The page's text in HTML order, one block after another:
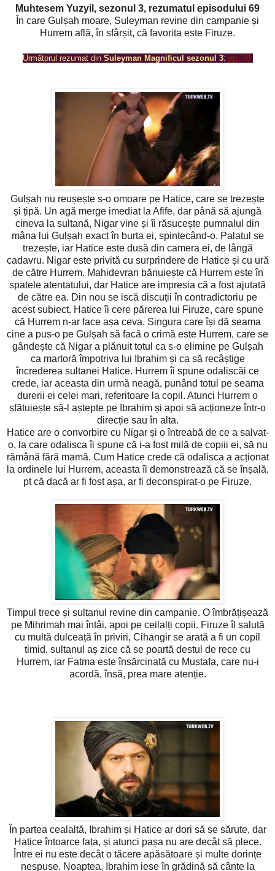
Muhtesem Yuzyil, sezonul 3, rezumatul episodului 69
În care Gulșah moare, Suleyman revine din campanie și
Hurrem află, în sfârșit, că favorita este Firuze.
Următorul rezumat din Suleyman Magnificul sezonul 3: ep. 70
Gulșah nu reușește s-o omoare pe Hatice, care se trezește
și țipă. Un agă merge imediat la Afife, dar până să ajungă
cineva la sultană, Nigar vine și îi răsucește pumnalul din
mâna lui Gulșah exact în burta ei, spintecând-o. Palatul se
trezește, iar Hatice este dusă din camera ei, de lângă
cadavru. Nigar este privită cu surprindere de Hatice și cu ură
de către Hurrem. Mahidevran bănuiește că Hurrem este în
spatele atentatului, dar Hatice are impresia că a fost ajutată
de către ea. Din nou se iscă discuții în contradictoriu pe
acest subiect. Hatice îi cere părerea lui Firuze, care spune
că Hurrem n-ar face așa ceva. Singura care își dă seama
cine a pus-o pe Gulșah să facă o crimă este Hurrem, care se
gândește că Nigar a plănuit totul ca s-o elimine pe Gulșah
ca martoră împotriva lui Ibrahim și ca să recâștige
încrederea sultanei Hatice. Hurrem îi spune odaliscăi ce
crede, iar aceasta din urmă neagă, punând totul pe seama
durerii ei celei mari, referitoare la copil. Atunci Hurrem o
sfătuiește să-l aștepte pe Ibrahim și apoi să acționeze într-o
direcție sau în alta.
Hatice are o convorbire cu Nigar și o întreabă de ce a salvat-
o, la care odalisca îi spune că i-a fost milă de copiii ei, să nu
rămână fără mamă. Cum Hatice crede că odalisca a acționat
la ordinele lui Hurrem, aceasta îi demonstrează că se înșală,
pt că dacă ar fi fost așa, ar fi deconspirat-o pe Firuze.
Timpul trece și sultanul revine din campanie. O îmbrățișează
pe Mihrimah mai întâi, apoi pe ceilalți copii. Firuze îl salută
cu multă dulceață în priviri, Cihangir se arată a fi un copil
timid, sultanul aș zice că se poartă destul de rece cu
Hurrem, iar Fatma este însărcinată cu Mustafa, care nu-i
acordă, însă, prea mare atenție.
În partea cealaltă, Ibrahim și Hatice ar dori să se sărute, dar
Hatice întoarce fața, și atunci pașa nu are decât să plece.
Între ei nu este decât o tăcere apăsătoare și multe dorințe
nespuse. Noaptea, Ibrahim iese în grădină să cânte la